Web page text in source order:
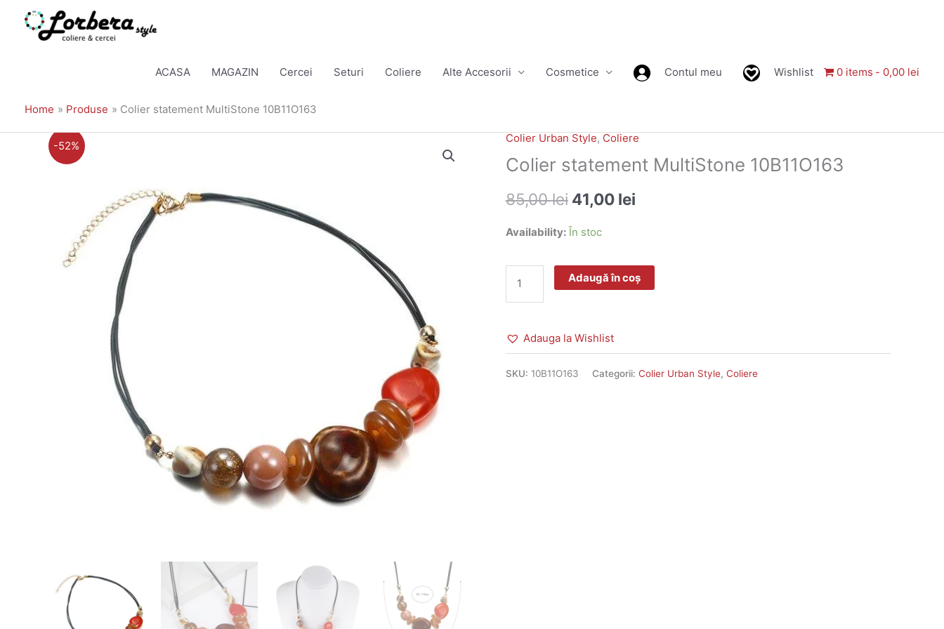
ACASA MAGAZIN Cercei Seturi Coliere Alte Accesorii Cosmetice Contul meu Wishlist 0 items 0,00 lei
Home Produse Colier statement MultiStone 10B11O163
-52%
Colier Urban Style, Coliere
Colier statement MultiStone 10B11O163
85,00lei
Prețul
inițial
a
fost:
85,00 lei.
41,00 lei
Prețul
curent
este:
Availability: În stoc
Cantitate
Colier
statement
MultiStone
10B11O163
Adaugă în coș
Adauga la Wishlist
SKU: 10B11O163 Categorii: Colier Urban Style, Coliere